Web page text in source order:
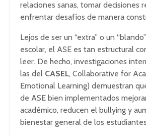
relaciones sanas, tomar decisiones
enfrentar desafíos de manera
Lejos de ser un “extra” o un
escolar, el ASE es tan estructural
leer. De hecho, investigaciones
las del CASEL, Collaborative for
Emotional Learning) demuestran
de ASE bien implementados
académico, reducen el bullying y
bienestar general de los